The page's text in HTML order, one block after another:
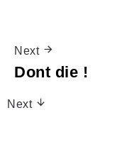
Next
Dont die !
Next